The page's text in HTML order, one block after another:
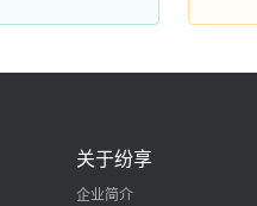
关于纷享
企业简介